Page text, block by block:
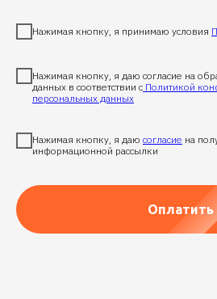
Нажимая кнопку, я принимаю условия
Нажимая кнопку, я даю согласие на
данных в соответствии с Политикой
персональных данных
Нажимая кнопку, я даю согласие на
информационной рассылки
Оплатить